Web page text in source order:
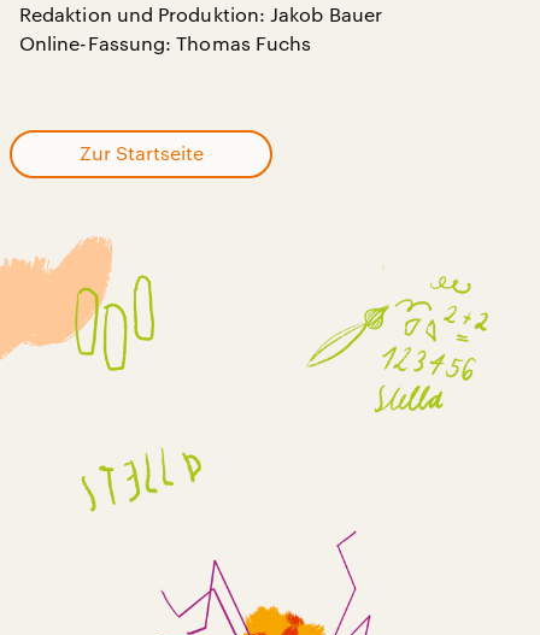
Redaktion und Produktion: Jakob Bauer
Online-Fassung: Thomas Fuchs
Zur Startseite